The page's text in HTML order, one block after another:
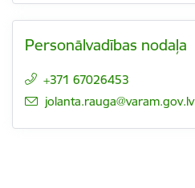
Personālvadības nodaļa
+371 67026453
E-pasts:
jolanta.rauga@varam.gov.lv